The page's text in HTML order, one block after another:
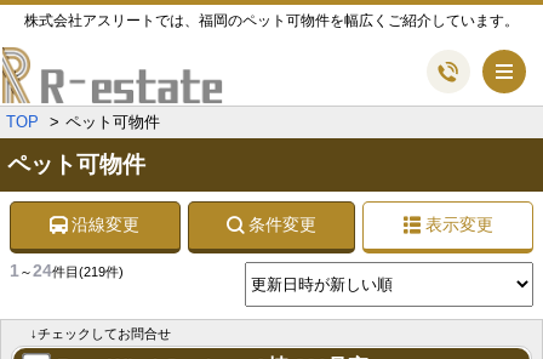
株式会社アスリートでは、福岡のペット可物件を幅広くご紹介しています。
TOP ペット可物件
ペット可物件
沿線変更 条件変更 表示変更
1～24件目 (219件)
↓チェックしてお問合せ